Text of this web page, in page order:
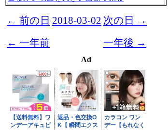
← 前の日 2018-03-02 次の日 →
← 一年前
一年後 →
Ad